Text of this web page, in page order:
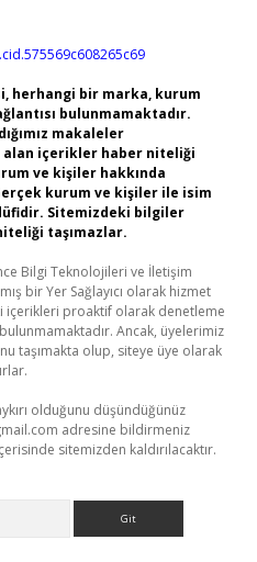
herhangi bir marka, kurum
bulunmamaktadır.
makaleler
alan içerikler haber niteliği
ve kişiler hakkında
kurum ve kişiler ile isim
Sitemizdeki bilgiler
taşımazlar.
Bilgi Teknolojileri ve İletişim
bir Yer Sağlayıcı olarak hizmet
içerikleri proaktif olarak denetleme
Ancak, üyelerimiz
taşımakta olup, siteye üye olarak
olduğunu düşündüğünüz
adresine bildirmeniz
sitemizden kaldırılacaktır.